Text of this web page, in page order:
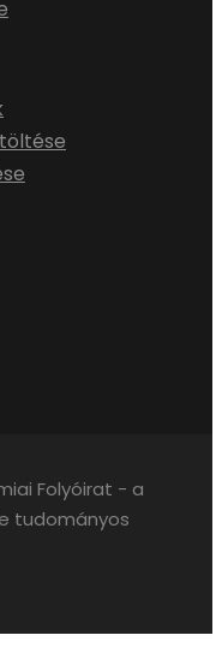
Folyóirat - a
tudományos